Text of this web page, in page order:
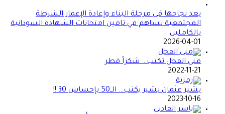
بعد نجاحها في مرحلة البناء وإعادة الإعمار الشرطة
المجتمعية تساهم في تامين امتحانات الشهادة السودانية
بالكاملين
2026-04-01
منى الفحل تكتب… شكراً قطر
2022-11-21
بشير عثمان بشير يكتب… الــ50 بإحساس 30 !!
2023-10-16